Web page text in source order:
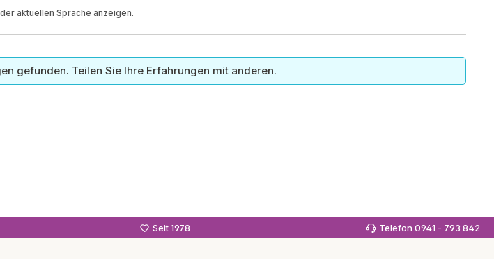
aktuellen Sprache anzeigen.
gefunden. Teilen Sie Ihre Erfahrungen mit anderen.
Seit 1978 Telefon 0941 - 793 842